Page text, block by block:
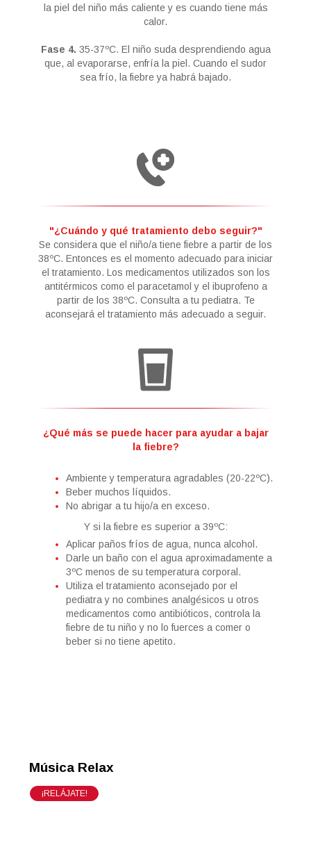
la piel del niño más caliente y es cuando tiene más
calor.
Fase 4. 35-37ºC. El niño suda desprendiendo agua
que, al evaporarse, enfría la piel. Cuando el sudor
sea frío, la fiebre ya habrá bajado.
"¿Cuándo y qué tratamiento debo seguir?"
Se considera que el niño/a tiene fiebre a partir de los
38ºC. Entonces es el momento adecuado para iniciar
el tratamiento. Los medicamentos utilizados son los
antitérmicos como el paracetamol y el ibuprofeno a
partir de los 38ºC. Consulta a tu pediatra. Te
aconsejará el tratamiento más adecuado a seguir.
¿Qué más se puede hacer para ayudar a bajar
la fiebre?
Ambiente y temperatura agradables (20-22ºC).
Beber muchos líquidos.
No abrigar a tu hijo/a en exceso.
Y si la fiebre es superior a 39ºC:
Aplicar paños fríos de agua, nunca alcohol.
Darle un baño con el agua aproximadamente a
3ºC menos de su temperatura corporal.
Utiliza el tratamiento aconsejado por el
pediatra y no combines analgésicos u otros
medicamentos como antibióticos, controla la
fiebre de tu niño y no lo fuerces a comer o
beber si no tiene apetito.
Música Relax
¡RELÁJATE!